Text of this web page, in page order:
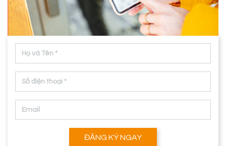
ĐĂNG KÝ NGAY